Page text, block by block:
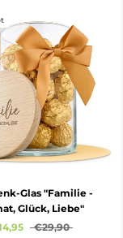
Glas "Familie -
Glück, Liebe"
€29,90